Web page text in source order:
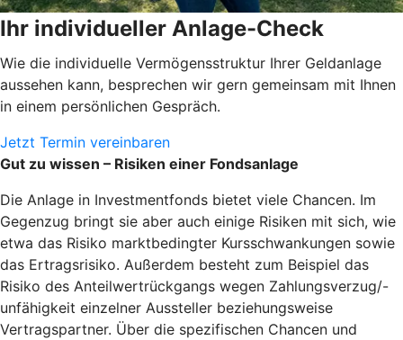
Ihr individueller Anlage-Check
Wie die individuelle Vermögensstruktur Ihrer Geldanlage
aussehen kann, besprechen wir gern gemeinsam mit Ihnen
in einem persönlichen Gespräch.
Jetzt Termin vereinbaren
Gut zu wissen – Risiken einer Fondsanlage
Die Anlage in Investmentfonds bietet viele Chancen. Im
Gegenzug bringt sie aber auch einige Risiken mit sich, wie
etwa das Risiko marktbedingter Kursschwankungen sowie
das Ertragsrisiko. Außerdem besteht zum Beispiel das
Risiko des Anteilwertrückgangs wegen Zahlungsverzug/-
unfähigkeit einzelner Aussteller beziehungsweise
Vertragspartner. Über die spezifischen Chancen und